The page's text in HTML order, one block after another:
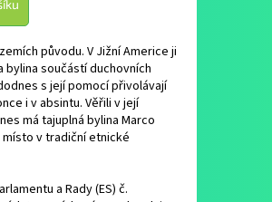
původu. V Jižní Americe ji
součástí duchovních
s její pomocí přivolávají
i v absintu. Věřili v její
má tajuplná bylina Marco
v tradiční etnické
a Rady (ES) č.